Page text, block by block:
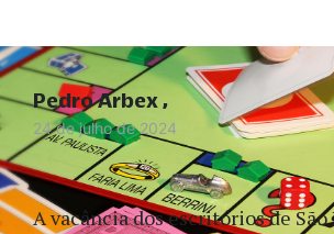
24 de julho de 2024
A vacância dos escritórios de
Pedro Arbex